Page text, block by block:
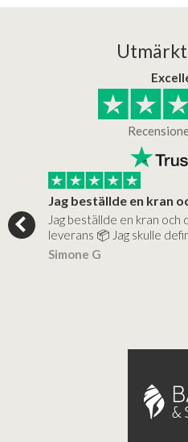
Jag beställde en kran
Jag beställde en kran och
leverans 📦 Jag skulle
Simone G